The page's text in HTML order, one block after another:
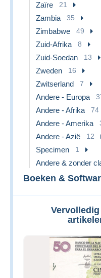
Zaïre 21
Zambia 35
Zimbabwe 49
Zuid-Afrika 8
Zuid-Soedan 13
Zweden 16
Zwitserland 7
Andere - Europa
Andere - Afrika 74
Andere - Amerika
Andere - Azië 12
Specimen 1
Andere & zonder
Boeken &